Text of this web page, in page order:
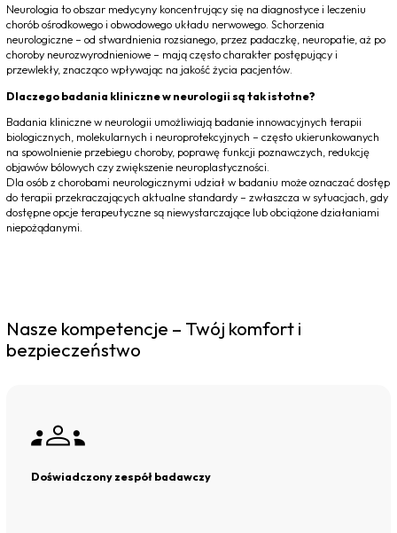
Neurologia to obszar medycyny koncentrujący się na diagnostyce i leczeniu
chorób ośrodkowego i obwodowego układu nerwowego. Schorzenia
neurologiczne – od stwardnienia rozsianego, przez padaczkę, neuropatie, aż po
choroby neurozwyrodnieniowe – mają często charakter postępujący i
przewlekły, znacząco wpływając na jakość życia pacjentów.
Dlaczego badania kliniczne w neurologii są tak istotne?
Badania kliniczne w neurologii umożliwiają badanie innowacyjnych terapii
biologicznych, molekularnych i neuroprotekcyjnych – często ukierunkowanych
na spowolnienie przebiegu choroby, poprawę funkcji poznawczych, redukcję
objawów bólowych czy zwiększenie neuroplastyczności.
Dla osób z chorobami neurologicznymi udział w badaniu może oznaczać dostęp
do terapii przekraczających aktualne standardy – zwłaszcza w sytuacjach, gdy
dostępne opcje terapeutyczne są niewystarczające lub obciążone działaniami
niepożądanymi.
Nasze kompetencje – Twój komfort i
bezpieczeństwo
Doświadczony zespół badawczy